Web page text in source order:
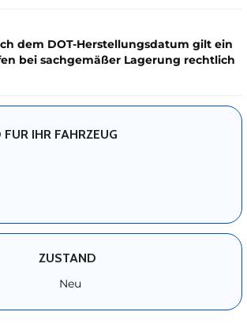
dem DOT-Herstellungsdatum gilt ein
bei sachgemäßer Lagerung rechtlich
FUR IHR FAHRZEUG
ZUSTAND
Neu